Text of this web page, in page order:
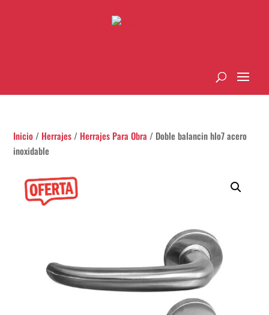
Inicio / Herrajes / Herrajes Para Obra / Doble balancin hlo7 acero
inoxidable
¡Oferta!